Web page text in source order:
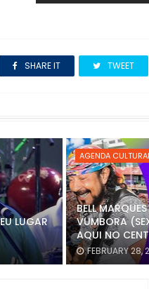
SHARE IT TWEET
LUGAR
AGENDA
BELL
VUMBORA
AQUI NO
FEBRUARY 28,